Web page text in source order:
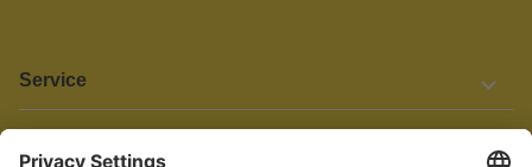
Service
Informationen